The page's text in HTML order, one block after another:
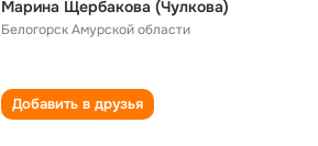
Марина Щербакова (Чулкова)
Белогорск Амурской области
Добавить в друзья